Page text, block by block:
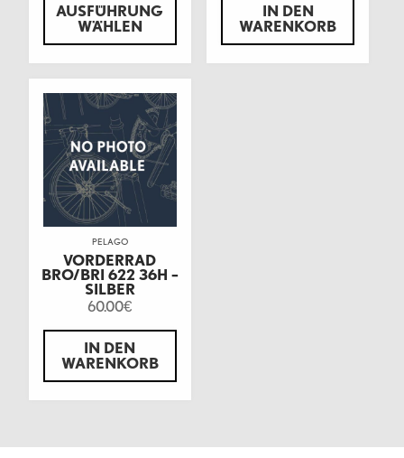
AUSFÜHRUNG
WÄHLEN
IN DEN
WARENKORB
PELAGO
VORDERRAD
BRO/BRI 622 36H –
SILBER
60.00€
IN DEN
WARENKORB